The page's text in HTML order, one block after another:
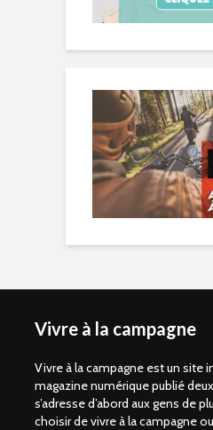
Vivre à la campagne
Vivre à la campagne est un site
magazine numérique publié
s’adresse d’abord aux gens de
choisir de vivre à la campagne